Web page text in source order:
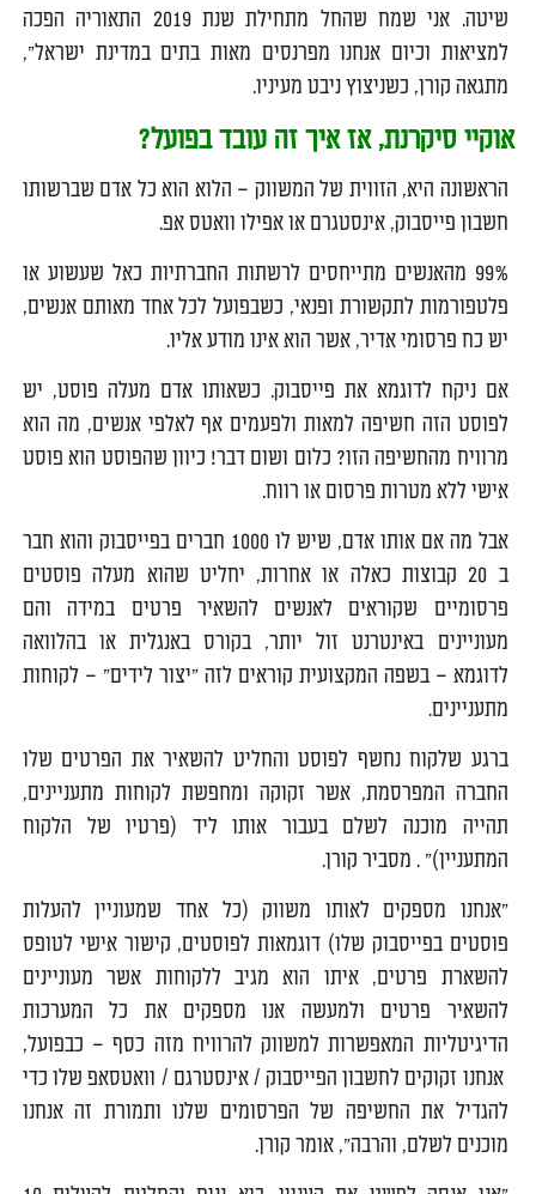
שיטה. אני שמח שהחל מתחילת שנת 2019 התאוריה הפכה
למציאות וכיום אנחנו מפרנסים מאות בתים במדינת ישראל",
מתגאה קורן, כשניצוץ ניבט מעיניו.
אוקיי סיקרנת, אז איך זה עובד בפועל?
הראשונה היא, הזווית של המשווק – הלוא הוא כל אדם שברשותו
חשבון פייסבוק, אינסטגרם או אפילו וואטס אפ.
99% מהאנשים מתייחסים לרשתות החברתיות כאל שעשוע או
פלטפורמות לתקשורת ופנאי, כשבפועל לכל אחד מאותם אנשים,
יש כח פרסומי אדיר, אשר הוא אינו מודע אליו.
אם ניקח לדוגמא את פייסבוק. כשאותו אדם מעלה פוסט, יש
לפוסט הזה חשיפה למאות ולפעמים אף לאלפי אנשים, מה הוא
מרוויח מהחשיפה הזו? כלום ושום דבר! כיוון שהפוסט הוא פוסט
אישי ללא מטרות פרסום או רווח.
אבל מה אם אותו אדם, שיש לו 1000 חברים בפייסבוק והוא חבר
ב 20 קבוצות כאלה או אחרות, יחליט שהוא מעלה פוסטים
פרסומיים שקוראים לאנשים להשאיר פרטים במידה והם
מעוניינים באינטרנט זול יותר, בקורס באנגלית או בהלוואה
לדוגמא – בשפה המקצועית קוראים לזה "יצור לידים" – לקוחות
מתעניינים.
ברגע שלקוח נחשף לפוסט והחליט להשאיר את הפרטים שלו
החברה המפרסמת, אשר זקוקה ומחפשת לקוחות מתעניינים,
תהייה מוכנה לשלם בעבור אותו ליד (פרטיו של הלקוח
המתעניין)" . מסביר קורן.
"אנחנו מספקים לאותו משווק (כל אחד שמעוניין להעלות
פוסטים בפייסבוק שלו) דוגמאות לפוסטים, קישור אישי לטופס
להשארת פרטים, איתו הוא מגיב ללקוחות אשר מעוניינים
להשאיר פרטים ולמעשה אנו מספקים את כל המערכות
הדיגיטליות המאפשרות למשווק להרוויח מזה כסף – כבפועל,
אנחנו זקוקים לחשבון הפייסבוק / אינסטרגם / וואטסאפ שלו כדי
להגדיל את החשיפה של הפרסומים שלנו ותמורת זה אנחנו
מוכנים לשלם, והרבה", אומר קורן.